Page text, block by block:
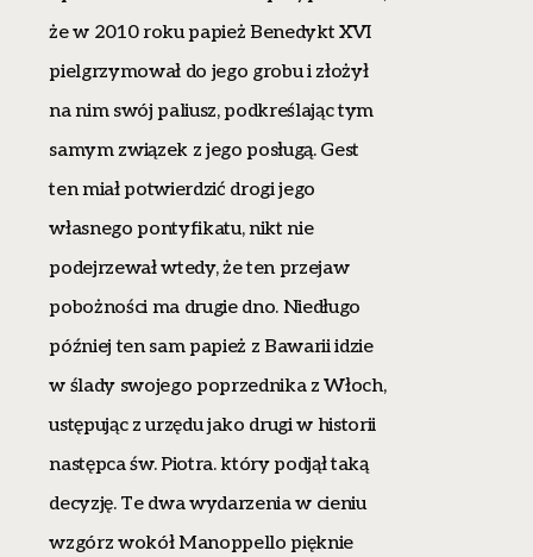
że w 2010 roku papież Benedykt XVI
pielgrzymował do jego grobu i złożył
na nim swój paliusz, podkreślając tym
samym związek z jego posługą. Gest
ten miał potwierdzić drogi jego
własnego pontyfikatu, nikt nie
podejrzewał wtedy, że ten przejaw
pobożności ma drugie dno. Niedługo
później ten sam papież z Bawarii idzie
w ślady swojego poprzednika z Włoch,
ustępując z urzędu jako drugi w historii
następca św. Piotra. który podjął taką
decyzję. Te dwa wydarzenia w cieniu
wzgórz wokół Manoppello pięknie